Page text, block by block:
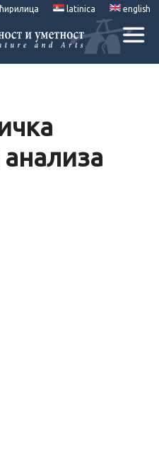
ћирилица latinica english